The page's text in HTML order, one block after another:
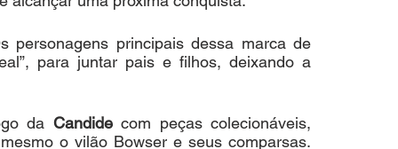
personagens principais dessa marca de
para juntar pais e filhos, deixando a
da Candide com peças colecionáveis,
o vilão Bowser e seus comparsas.